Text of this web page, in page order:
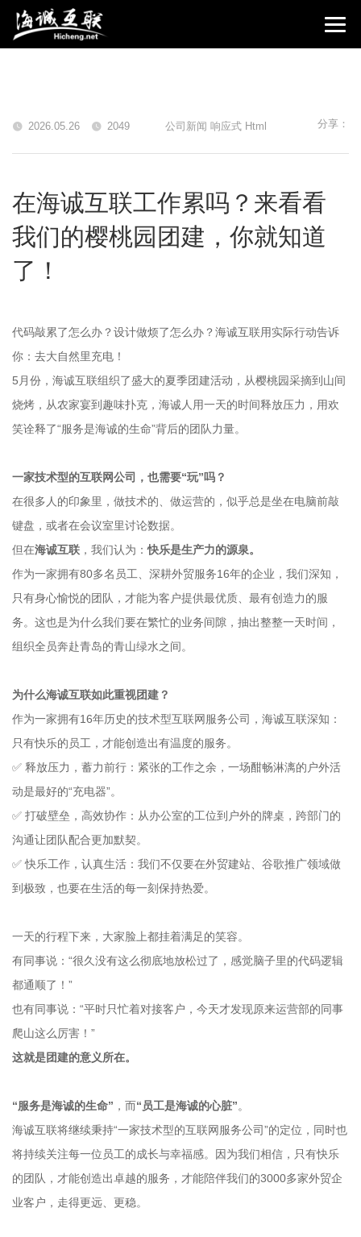
2026.05.26 2049 公司新闻 响应式 Html 分享：
在海诚互联工作累吗？来看看
我们的樱桃园团建，你就知道
了！
代码敲累了怎么办？设计做烦了怎么办？海诚互联用实际行动告诉
你：去大自然里充电！
5月份，海诚互联组织了盛大的夏季团建活动，从樱桃园采摘到山间
烧烤，从农家宴到趣味扑克，海诚人用一天的时间释放压力，用欢
笑诠释了“服务是海诚的生命”背后的团队力量。
一家技术型的互联网公司，也需要“玩”吗？
在很多人的印象里，做技术的、做运营的，似乎总是坐在电脑前敲
键盘，或者在会议室里讨论数据。
但在海诚互联 ，我们认为：快乐是生产力的源泉。
作为一家拥有80多名员工、深耕外贸服务16年的企业，我们深知，
只有身心愉悦的团队，才能为客户提供最优质、最有创造力的服
务。这也是为什么我们要在繁忙的业务间隙，抽出整整一天时间，
组织全员奔赴青岛的青山绿水之间。
为什么海诚互联如此重视团建？
作为一家拥有16年历史的技术型互联网服务公司，海诚互联深知：
只有快乐的员工，才能创造出有温度的服务。
✅ 释放压力，蓄力前行 ：紧张的工作之余，一场酣畅淋漓的户外活
动是最好的“充电器”。
✅ 打破壁垒，高效协作 ：从办公室的工位到户外的牌桌，跨部门的
沟通让团队配合更加默契。
✅ 快乐工作，认真生活 ：我们不仅要在外贸建站、谷歌推广领域做
到极致，也要在生活的每一刻保持热爱。
一天的行程下来，大家脸上都挂着满足的笑容。
有同事说：“很久没有这么彻底地放松过了，感觉脑子里的代码逻辑
都通顺了！”
也有同事说：“平时只忙着对接客户，今天才发现原来运营部的同事
爬山这么厉害！”
这就是团建的意义所在。
“服务是海诚的生命” ，而“员工是海诚的心脏”。
海诚互联将继续秉持“一家技术型的互联网服务公司”的定位，同时也
将持续关注每一位员工的成长与幸福感。因为我们相信，只有快乐
的团队，才能创造出卓越的服务，才能陪伴我们的3000多家外贸企
业客户，走得更远、更稳。